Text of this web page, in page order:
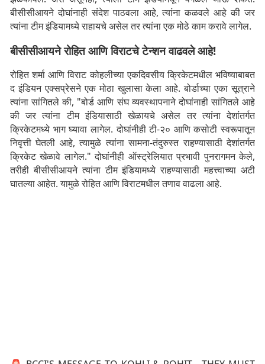
बीसीसीआयने दोघांनाही संदेश पाठवला आहे, त्यांना कळवले आहे की जर
त्यांना टीम इंडियामध्ये राहायचे असेल तर त्यांना एक मोठे काम करावे लागेल.
बीसीसीआयने रोहित आणि विराटचे टेन्शन वाढवले ​​आहे!
रोहित शर्मा आणि विराट कोहलीच्या एकदिवसीय क्रिकेटमधील भविष्याबाबत
द इंडियन एक्सप्रेसने एक मोठा खुलासा केला आहे. बोर्डाच्या एका सूत्राने
त्यांना सांगितले की, "बोर्ड आणि संघ व्यवस्थापनाने दोघांनाही सांगितले आहे
की जर त्यांना टीम इंडियासाठी खेळायचे असेल तर त्यांना देशांतर्गत
क्रिकेटमध्ये भाग घ्यावा लागेल. दोघांनीही टी-२० आणि कसोटी स्वरूपातून
निवृत्ती घेतली आहे, त्यामुळे त्यांना सामना-तंदुरुस्त राहण्यासाठी देशांतर्गत
क्रिकेट खेळावे लागेल." दोघांनीही ऑस्ट्रेलियात प्रभावी पुनरागमन केले,
तरीही बीसीसीआयने त्यांना टीम इंडियामध्ये राहण्यासाठी महत्त्वाच्या अटी
घातल्या आहेत. यामुळे रोहित आणि विराटमधील तणाव वाढला आहे.